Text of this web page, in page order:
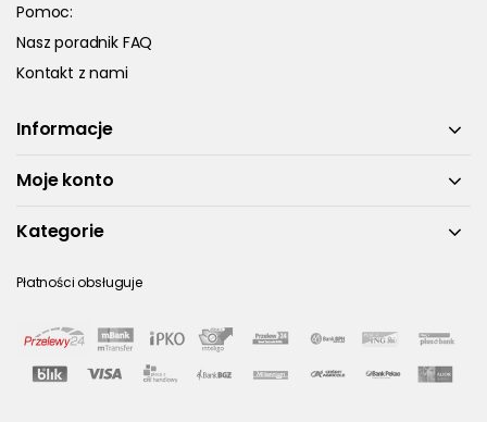
Pomoc:
Nasz poradnik FAQ
Kontakt z nami
Informacje
Moje konto
Kategorie
Płatności obsługuje